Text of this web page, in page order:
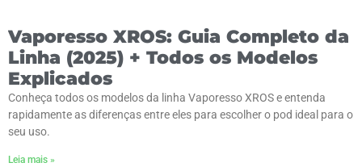
Vaporesso XROS: Guia Completo da
Linha (2025) + Todos os Modelos
Explicados
Conheça todos os modelos da linha Vaporesso XROS e entenda
rapidamente as diferenças entre eles para escolher o pod ideal para o
seu uso.
Leia mais »